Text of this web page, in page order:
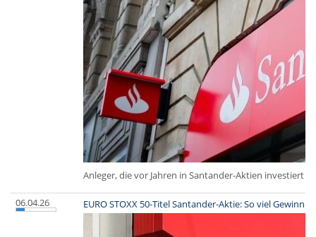
Anleger, die vor Jahren in Santander-Aktien investiert
06.04.26 EURO STOXX 50-Titel Santander-Aktie: So viel